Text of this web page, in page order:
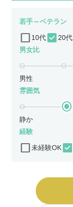
若手～ベテラン
10代 20代
男女比
男性
雰囲気
静か
経験
未経験OK